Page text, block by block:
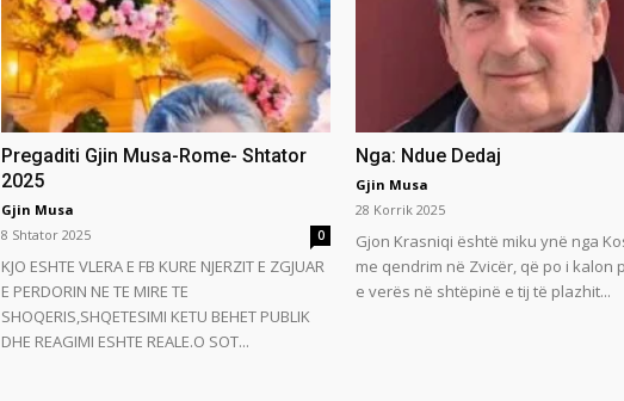
Pregaditi Gjin Musa-Rome- Shtator
2025
Gjin Musa
8 Shtator 2025
0
KJO ESHTE VLERA E FB KURE NJERZIT E ZGJUAR
E PERDORIN NE TE MIRE TE
SHOQERIS,SHQETESIMI KETU BEHET PUBLIK
DHE REAGIMI ESHTE REALE.O SOT...
Nga: Ndue Dedaj
Gjin Musa
28 Korrik 2025
Gjon Krasniqi është miku ynë nga
me qendrim në Zvicër, që po i kalon
e verës në shtëpinë e tij të plazhit...